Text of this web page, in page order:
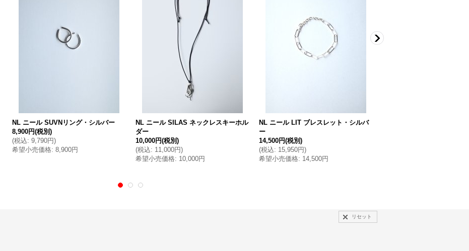
NL ニール SUVNリング・シルバー
8,900円(税別)
(税込: 9,790円)
希望小売価格: 8,900円
NL ニール SILAS ネックレスキーホル
ダー
10,000円(税別)
(税込: 11,000円)
希望小売価格: 10,000円
NL ニール LIT ブレスレット・シルバ
ー
14,500円(税別)
(税込: 15,950円)
希望小売価格: 14,500円
リセット